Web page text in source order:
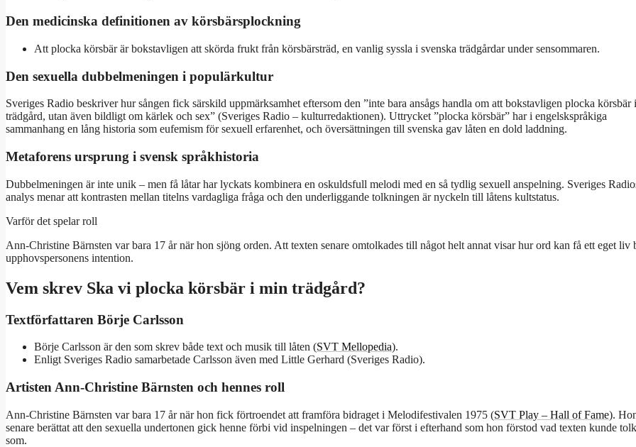
Den medicinska definitionen av körsbärsplockning
Att plocka körsbär är bokstavligen att skörda frukt från körsbärsträd, en vanlig syssla i svenska trädgårdar under sensommaren.
Den sexuella dubbelmeningen i populärkultur
Sveriges Radio beskriver hur sången fick särskild uppmärksamhet eftersom den ”inte bara ansågs handla om att bokstavligen plocka körsbär
trädgård, utan även bildligt om kärlek och sex” (Sveriges Radio – kulturredaktionen). Uttrycket ”plocka körsbär” har i engelskspråkiga
sammanhang en lång historia som eufemism för sexuell erfarenhet, och översättningen till svenska gav låten en dold laddning.
Metaforens ursprung i svensk språkhistoria
Dubbelmeningen är inte unik – men få låtar har lyckats kombinera en oskuldsfull melodi med en så tydlig sexuell anspelning. Sveriges
analys menar att kontrasten mellan titelns vardagliga fråga och den underliggande tolkningen är nyckeln till låtens kultstatus.
Varför det spelar roll
Ann-Christine Bärnsten var bara 17 år när hon sjöng orden. Att texten senare omtolkades till något helt annat visar hur ord kan få ett eget liv
upphovspersonens intention.
Vem skrev Ska vi plocka körsbär i min trädgård?
Textförfattaren Börje Carlsson
Börje Carlsson är den som skrev både text och musik till låten (SVT Mellopedia).
Enligt Sveriges Radio samarbetade Carlsson även med Little Gerhard (Sveriges Radio).
Artisten Ann-Christine Bärnsten och hennes roll
Ann-Christine Bärnsten var bara 17 år när hon fick förtroendet att framföra bidraget i Melodifestivalen 1975 (SVT Play – Hall of Fame).
senare berättat att den sexuella undertonen gick henne förbi vid inspelningen – det var först i efterhand som hon förstod vad texten kunde
som.